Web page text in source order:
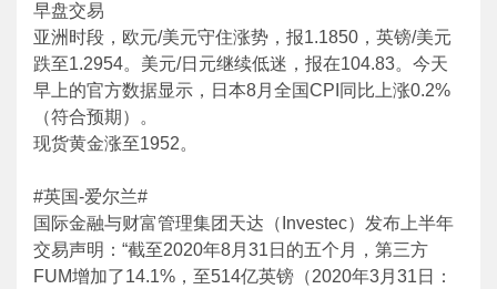
早盘交易
亚洲时段，欧元/美元守住涨势，报1.1850，英镑/美元
跌至1.2954。美元/日元继续低迷，报在104.83。今天
早上的官方数据显示，日本8月全国CPI同比上涨0.2%
（符合预期）。
现货黄金涨至1952。
#英国-爱尔兰#
国际金融与财富管理集团天达（Investec）发布上半年
交易声明：“截至2020年8月31日的五个月，第三方
FUM增加了14.1%，至514亿英镑（2020年3月31日：